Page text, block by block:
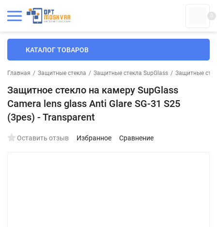
0
КАТАЛОГ ТОВАРОВ
Главная / Защитные стекла / Защитные стекла SupGlass / Защитные
Защитное стекло на камеру SupGlass
Camera lens glass Anti Glare SG-31 S25
(3pes) - Transparent
Оставить отзыв Избранное Сравнение